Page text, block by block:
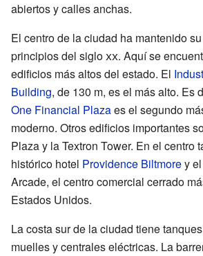
abiertos y calles anchas.
El centro de la ciudad ha mantenido
principios del sigloxx. Aquí se
edificios más altos del estado. El
Building, de 130 m, es el más alto. Es
One Financial Plazaes el segundo
moderno. Otros edificios importantes
Plaza y la Textron Tower. En el centro
histórico hotel Providence Biltmorey
Arcade, el centro comercial cerrado
Estados Unidos.
La costa sur de la ciudad tiene
muelles y centrales eléctricas. La